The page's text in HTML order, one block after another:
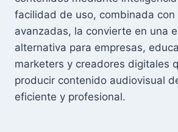
facilidad de uso, combinada
avanzadas, la convierte en una
alternativa para empresas,
marketers y creadores digitales
producir contenido audiovisual
eficiente y profesional.